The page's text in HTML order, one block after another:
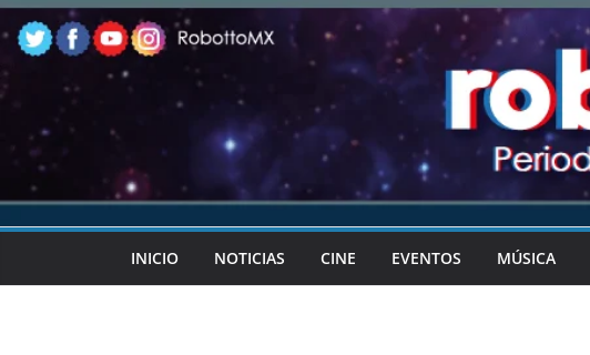
Skip
to
content
INICIO NOTICIAS CINE EVENTOS MÚSICA